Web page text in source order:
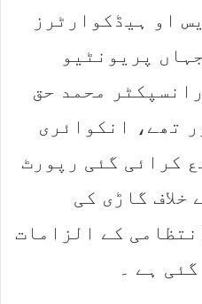
او ہیڈکوارٹرز
پریونٹیو
محمد حق
تھے، انکوائری
کرائی گئی رپورٹ
خلاف گاڑی کی
کے الزامات
ہے ۔